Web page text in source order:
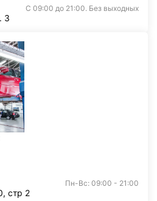
С 09:00 до 21:00. Без выходных
3
Пн-Вс: 09:00 - 21:00
стр 2